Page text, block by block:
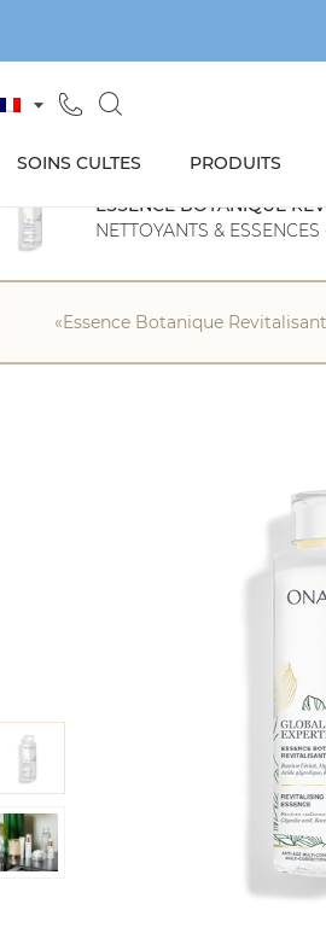
SOINS CULTES PRODUITS
Onagrine Type de soin/ Nettoyants &
«Essence Botanique
ESSENCE BOTANIQUE
NETTOYANTS & ESSENCES